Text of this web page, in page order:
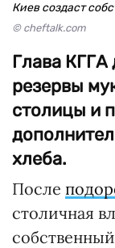
Киев создаст
© cheftalk.com
Глава КГГА
резервы
столицы и
хлеба.
После
столичная